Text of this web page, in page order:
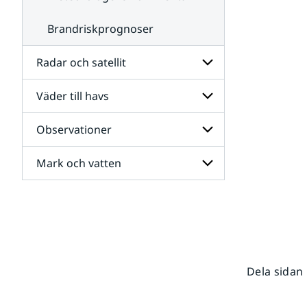
Brandriskprognoser
Radar och satellit
Undersidor
för
Radar
och
satellit
Väder till havs
Undersidor
för
Väder
till
havs
Observationer
Undersidor
för
Mark och vatten
Dela sidan